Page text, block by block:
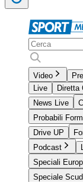
Video
Live
Diretta
News Live
Probabili
Drive UP
Podcast
Speciali
Speciale